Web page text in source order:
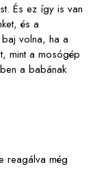
És ez így is van
és a
volna, ha a
mint a mosógép
a babának
reagálva még